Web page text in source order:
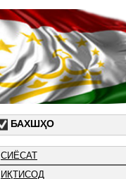
БАХШҲО
СИЁСАТ
ИҚТИСОД